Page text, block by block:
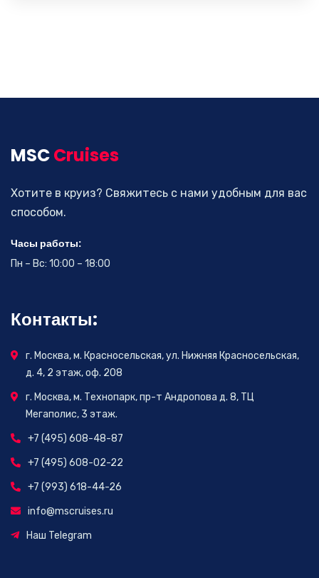
MSCCruises
Хотите в круиз? Свяжитесь с нами удобным для вас
способом.
Часы работы:
Пн – Вс: 10:00 – 18:00
Контакты:
г. Москва, м. Красносельская, ул. Нижняя Красносельская,
д. 4, 2 этаж, оф. 208
г. Москва, м. Технопарк, пр-т Андропова д. 8, ТЦ
Мегаполис, 3 этаж.
+7 (495) 608-48-87
+7 (495) 608-02-22
+7 (993) 618-44-26
info@mscruises.ru
Наш Telegram